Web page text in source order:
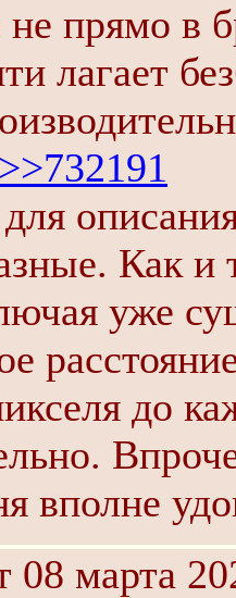
прямо в
лагает
>>732191
Как и
уже
до
вполне
08 марта